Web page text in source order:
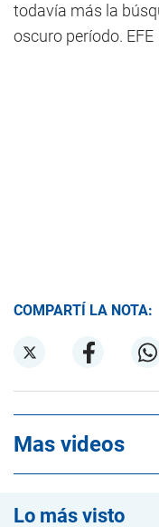
todavía más la
oscuro período. EFE
COMPARTÍ LA NOTA:
Mas videos
Lo más visto